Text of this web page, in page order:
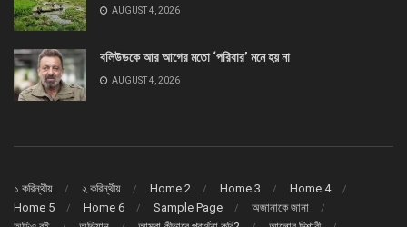
AUGUST 4, 2026
বলিউডকে আর আগের মতো ‘পরিবার’ মনে হয় না
AUGUST 4, 2026
১ করিন্থীয় ২ করিন্থীয় Home 2 Home 3
Home 4
Home 5
Home 6 Sample Page
অজানাকে জানা